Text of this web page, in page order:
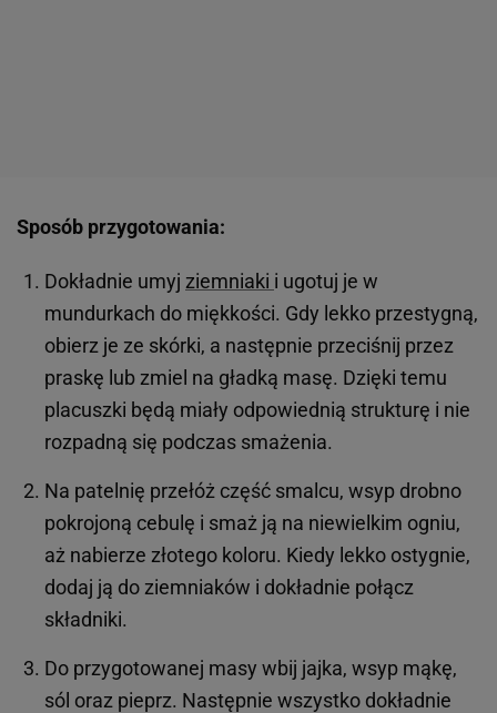
Sposób przygotowania:
Dokładnie umyj ziemniaki i ugotuj je w
mundurkach do miękkości. Gdy lekko przestygną,
obierz je ze skórki, a następnie przeciśnij przez
praskę lub zmiel na gładką masę. Dzięki temu
placuszki będą miały odpowiednią strukturę i nie
rozpadną się podczas smażenia.
Na patelnię przełóż część smalcu, wsyp drobno
pokrojoną cebulę i smaż ją na niewielkim ogniu,
aż nabierze złotego koloru. Kiedy lekko ostygnie,
dodaj ją do ziemniaków i dokładnie połącz
składniki.
Do przygotowanej masy wbij jajka, wsyp mąkę,
sól oraz pieprz. Następnie wszystko dokładnie